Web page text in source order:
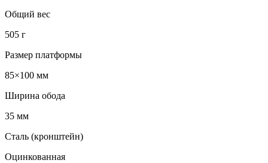
Общий вес
505 г
Размер платформы
85×100 мм
Ширина обода
35 мм
Сталь (кронштейн)
Оцинкованная